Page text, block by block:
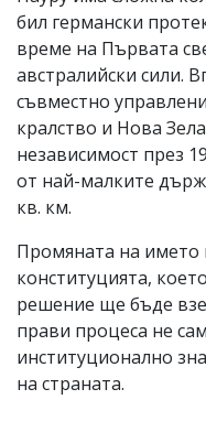
бил германски
време на Първата
австралийски сили.
съвместно
кралство и Нова
независимост през
от най-малките
кв. км.
Промяната на името
конституцията,
решение ще бъде
прави процеса не
институционално
на страната.